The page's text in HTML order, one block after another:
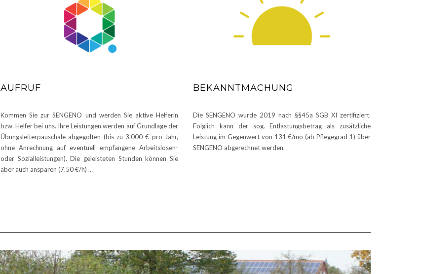
AUFRUF
Kommen Sie zur SENGENO und werden Sie aktive Helferin
bzw. Helfer bei uns. Ihre Leistungen werden auf Grundlage der
Übungsleiterpauschale abgegolten (bis zu 3.000 € pro Jahr,
ohne Anrechnung auf eventuell empfangene Arbeitslosen-
oder Sozialleistungen). Die geleisteten Stunden können Sie
aber auch ansparen (7.50 €/h) …
BEKANNTMACHUNG
Die SENGENO wurde 2019 nach §§45a SGB XI zertifiziert.
Folglich kann der sog. Entlastungsbetrag als zusätzliche
Leistung im Gegenwert von 131 €/mo (ab Pflegegrad 1) über
SENGENO abgerechnet werden.